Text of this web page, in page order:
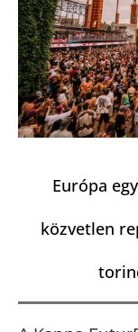
Európa
közvetlen